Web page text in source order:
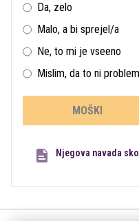
Da, zelo
Malo, a bi sprejel/a
Ne, to mi je vseeno
Mislim, da to ni
MOŠKI
Njegova navada